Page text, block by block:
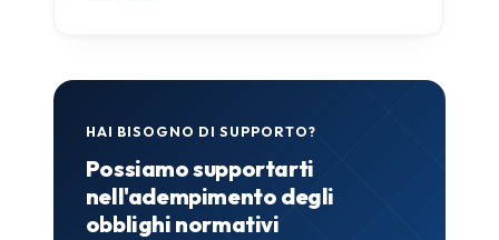
HAI BISOGNO DI SUPPORTO?
Possiamo supportarti
nell'adempimento degli
obblighi normativi